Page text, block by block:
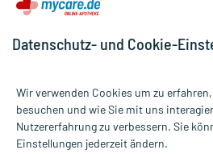
Alle Preise gelten inkl. MwSt., ggf. zzgl.
Informationen auf dieser Website
Datenschutz- und Cookie-
Wir verwenden Cookies um zu
besuchen und wie Sie mit uns
Nutzererfahrung zu verbessern. Sie
Einstellungen jederzeit ändern.